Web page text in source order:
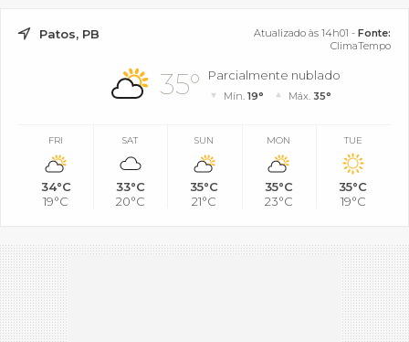
Patos, PB Atualizado às 14h01 - Fonte:
ClimaTempo
35° Parcialmente nublado
Mín.19° Máx. 35°
FRI
34°C
19°C
SAT
33°C
20°C
SUN
35°C
21°C
MON
35°C
23°C
TUE
35°C
19°C